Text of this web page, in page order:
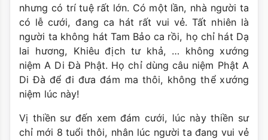
nhưng có trí tuệ rất lớn. Có một lần, nhà người ta
có lễ cưới, đang ca hát rất vui vẻ. Tất nhiên là
người ta không hát Tam Bảo ca rồi, họ chỉ hát Dạ
lai hương, Khiêu địch tư khả, … không xướng
niệm A Di Đà Phật. Họ chỉ dùng câu niệm Phật A
Di Đà để đi đưa đám ma thôi, không thể xướng
niệm lúc này!
Vị thiền sư đến xem đám cưới, lúc này thiền sư
chỉ mới 8 tuổi thôi, nhân lúc người ta đang vui vẻ